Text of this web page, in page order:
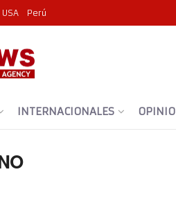
USA Perú
INTERNACIONALES